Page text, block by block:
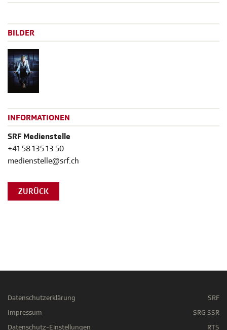
BILDER
INFORMATIONEN
SRF Medienstelle
+41 58 135 13 50
medienstelle@srf.ch
ZURÜCK
Datenschutzerklärung
Impressum
Datenschutz-Einstellungen
SRF
SRG SSR
RTS